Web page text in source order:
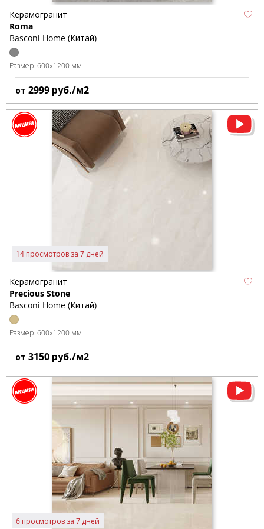
Керамогранит
Roma
Basconi Home (Китай)
Размер: 600x1200 мм
от 2999 руб./м2
14 просмотров за 7 дней
Керамогранит
Precious Stone
Basconi Home (Китай)
Размер: 600x1200 мм
от 3150 руб./м2
6 просмотров за 7 дней